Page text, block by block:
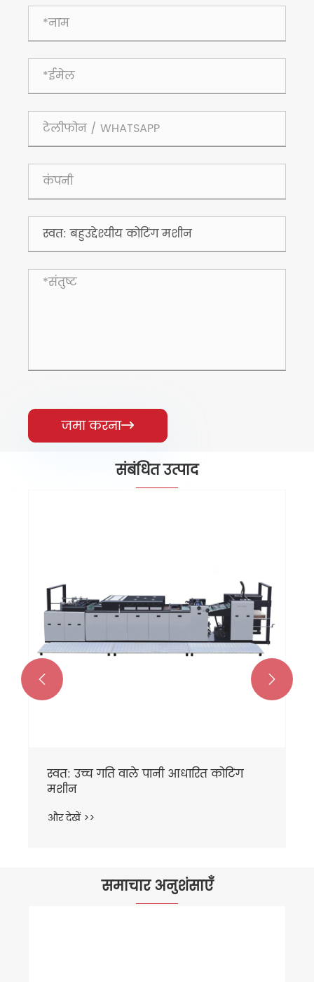
जमा करना
संबंधित उत्पाद
स्वत: उच्च गति वाले पानी आधारित कोटिंग
मशीन
और देखें >>
 
समाचार अनुशंसाएँ